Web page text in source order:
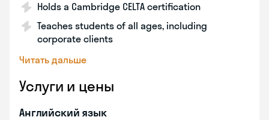
Holds a Cambridge CELTA certification
Teaches students of all ages, including
corporate clients
Читать дальше
Услуги и цены
Английский язык